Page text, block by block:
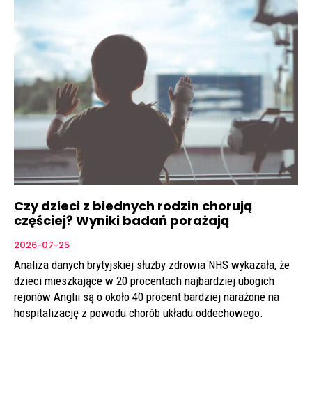
Czy dzieci z biednych rodzin chorują
częściej? Wyniki badań porażają
2026-07-25
Analiza danych brytyjskiej służby zdrowia NHS wykazała, że
dzieci mieszkające w 20 procentach najbardziej ubogich
rejonów Anglii są o około 40 procent bardziej narażone na
hospitalizację z powodu chorób układu oddechowego.